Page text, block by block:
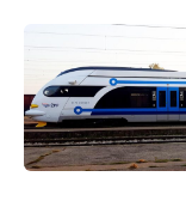
BiH
Hrvatska
Kosovo*
Crna Gora
Crna Gora
Sjeverna
Makedonija
Srbija
Slovenija